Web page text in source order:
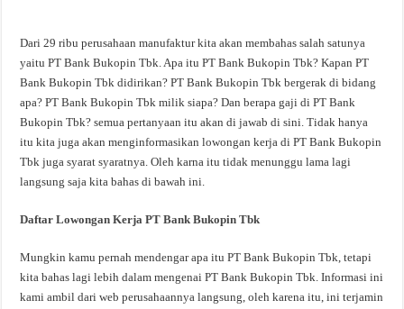
Dari 29 ribu perusahaan manufaktur kita akan membahas salah satunya
yaitu PT Bank Bukopin Tbk. Apa itu PT Bank Bukopin Tbk? Kapan PT
Bank Bukopin Tbk didirikan? PT Bank Bukopin Tbk bergerak di bidang
apa? PT Bank Bukopin Tbk milik siapa? Dan berapa gaji di PT Bank
Bukopin Tbk? semua pertanyaan itu akan di jawab di sini. Tidak hanya
itu kita juga akan menginformasikan lowongan kerja di PT Bank Bukopin
Tbk juga syarat syaratnya. Oleh karna itu tidak menunggu lama lagi
langsung saja kita bahas di bawah ini.
Daftar Lowongan Kerja PT Bank Bukopin Tbk
Mungkin kamu pernah mendengar apa itu PT Bank Bukopin Tbk, tetapi
kita bahas lagi lebih dalam mengenai PT Bank Bukopin Tbk. Informasi ini
kami ambil dari web perusahaannya langsung, oleh karena itu, ini terjamin